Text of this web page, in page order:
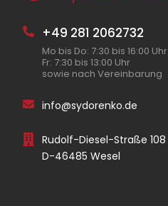
+49 281 2062732
Mo bis Do: 7:30 bis 16:00 Uhr
Fr: 7:30 bis 13:00 Uhr
sowie nach Vereinbarung
info@sydorenko.de
Rudolf-Diesel-Straße 108
D-46485 Wesel